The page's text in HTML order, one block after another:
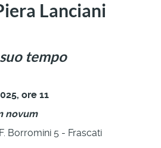
Lanciani
tempo
ore 11
novum
Borromini 5 - Frascati